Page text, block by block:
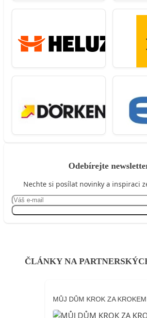
Odebírejte
Nechte si posílat novinky a inspiraci
ČLÁNKY NA
MŮJ DŮM KROK ZA KROKEM